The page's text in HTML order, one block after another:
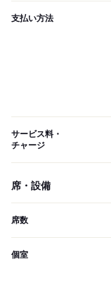
支払い方法
サービス料・
チャージ
席・設備
席数
個室